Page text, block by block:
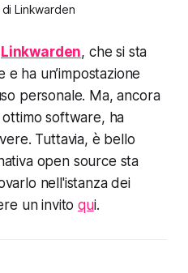
Linkwarden
Linkwarden, che si sta
ha un’impostazione
personale. Ma, ancora
software, ha
Tuttavia, è bello
open source sta
nell'istanza dei
un invitoqui.